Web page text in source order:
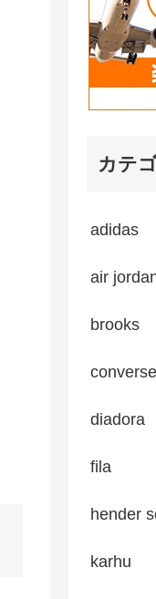
カテ
adidas
air
brooks
converse
diadora
fila
hender
karhu